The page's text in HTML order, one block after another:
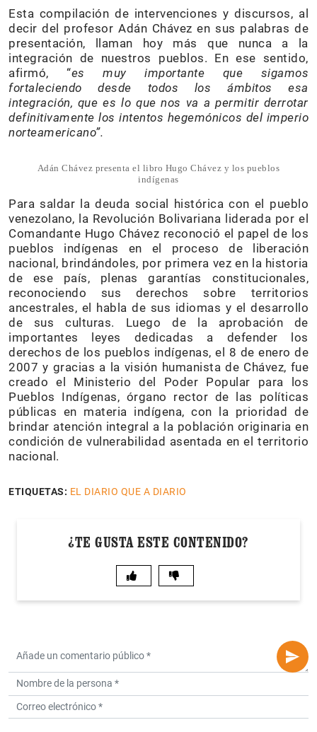
Esta compilación de intervenciones y discursos, al
decir del profesor Adán Chávez en sus palabras de
presentación, llaman hoy más que nunca a la
integración de nuestros pueblos. En ese sentido,
afirmó, “es muy importante que sigamos
fortaleciendo desde todos los ámbitos esa
integración, que es lo que nos va a permitir derrotar
definitivamente los intentos hegemónicos del imperio
norteamericano”.
Adán Chávez presenta el libro Hugo Chávez y los pueblos
indígenas
Para saldar la deuda social histórica con el pueblo
venezolano, la Revolución Bolivariana liderada por el
Comandante Hugo Chávez reconoció el papel de los
pueblos indígenas en el proceso de liberación
nacional, brindándoles, por primera vez en la historia
de ese país, plenas garantías constitucionales,
reconociendo sus derechos sobre territorios
ancestrales, el habla de sus idiomas y el desarrollo
de sus culturas. Luego de la aprobación de
importantes leyes dedicadas a defender los
derechos de los pueblos indígenas, el 8 de enero de
2007 y gracias a la visión humanista de Chávez, fue
creado el Ministerio del Poder Popular para los
Pueblos Indígenas, órgano rector de las políticas
públicas en materia indígena, con la prioridad de
brindar atención integral a la población originaria en
condición de vulnerabilidad asentada en el territorio
nacional.
ETIQUETAS: EL DIARIO QUE A DIARIO
¿TE GUSTA ESTE CONTENIDO?